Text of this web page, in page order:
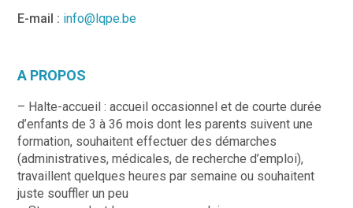
E-mail : info@lqpe.be
A PROPOS
– Halte-accueil : accueil occasionnel et de courte durée
d’enfants de 3 à 36 mois dont les parents suivent une
formation, souhaitent effectuer des démarches
(administratives, médicales, de recherche d’emploi),
travaillent quelques heures par semaine ou souhaitent
juste souffler un peu